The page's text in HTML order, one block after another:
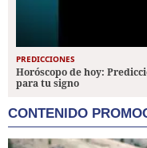
PREDICCIONES
Horóscopo de hoy:
para tu signo
CONTENIDO